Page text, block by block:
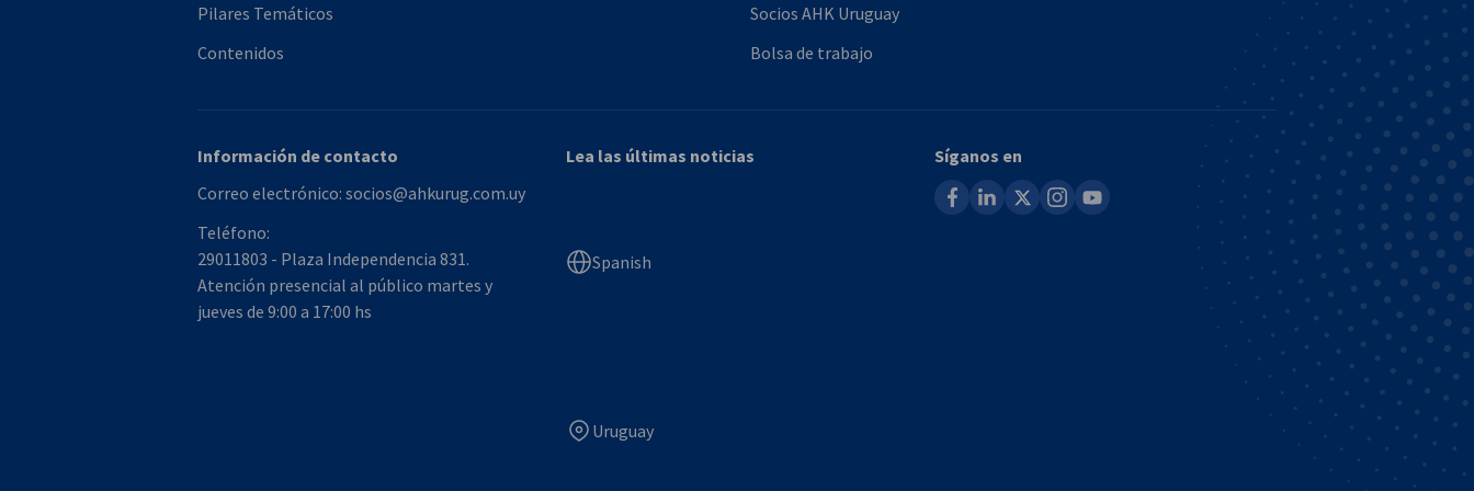
Pilares Temáticos
Contenidos
Socios AHK Uruguay
Bolsa de trabajo
Información de contacto
Correo electrónico: socios@ahkurug.com.uy
Teléfono:
29011803 - Plaza Independencia 831.
Atención presencial al público martes y
jueves de 9:00 a 17:00 hs
Lea las últimas noticias
Spanish
Uruguay
Síganos en
facebooklinkedin instagram
youtube